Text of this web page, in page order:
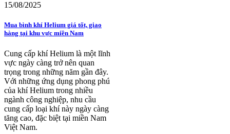
15/08/2025
Mua bình khí Helium giá tốt, giao
hàng tại khu vực miền Nam
Cung cấp khí Helium là một lĩnh
vực ngày càng trở nên quan
trọng trong những năm gần đây.
Với những ứng dụng phong phú
của khí Helium trong nhiều
ngành công nghiệp, nhu cầu
cung cấp loại khí này ngày càng
tăng cao, đặc biệt tại miền Nam
Việt Nam.